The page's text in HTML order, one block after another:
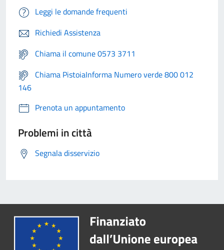
Leggi le domande frequenti
Richiedi Assistenza
Chiama il comune 0573 3711
Chiama PistoiaInforma Numero verde 800 012
146
Prenota un appuntamento
Problemi in città
Segnala disservizio